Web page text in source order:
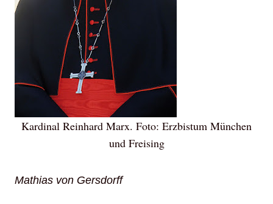
Kardinal Reinhard Marx. Foto: Erzbistum München
und Freising
Mathias von Gersdorff